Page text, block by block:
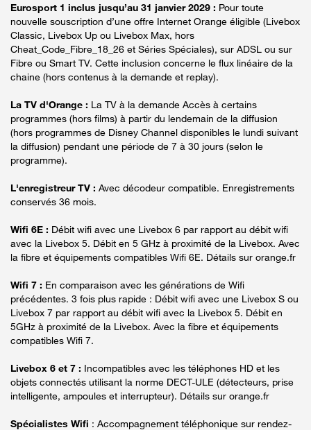
Eurosport 1 inclus jusqu’au 31 janvier 2029 : Pour toute
nouvelle souscription d’une offre Internet Orange éligible (Livebox
Classic, Livebox Up ou Livebox Max, hors
Cheat_Code_Fibre_18_26 et Séries Spéciales), sur ADSL ou sur
Fibre ou Smart TV. Cette inclusion concerne le flux linéaire de la
chaine (hors contenus à la demande et replay).
La TV d'Orange : La TV à la demande Accès à certains
programmes (hors films) à partir du lendemain de la diffusion
(hors programmes de Disney Channel disponibles le lundi suivant
la diffusion) pendant une période de 7 à 30 jours (selon le
programme).
L'enregistreur TV : Avec décodeur compatible. Enregistrements
conservés 36 mois.
Wifi 6E : Débit wifi avec une Livebox 6 par rapport au débit wifi
avec la Livebox 5. Débit en 5 GHz à proximité de la Livebox. Avec
la fibre et équipements compatibles Wifi 6E. Détails sur orange.fr
Wifi 7 : En comparaison avec les générations de Wifi
précédentes. 3 fois plus rapide : Débit wifi avec une Livebox S ou
Livebox 7 par rapport au débit wifi avec la Livebox 5. Débit en
5GHz à proximité de la Livebox. Avec la fibre et équipements
compatibles Wifi 7.
Livebox 6 et 7 : Incompatibles avec les téléphones HD et les
objets connectés utilisant la norme DECT-ULE (détecteurs, prise
intelligente, ampoules et interrupteur). Détails sur orange.fr
Spécialistes Wifi : Accompagnement téléphonique sur rendez-